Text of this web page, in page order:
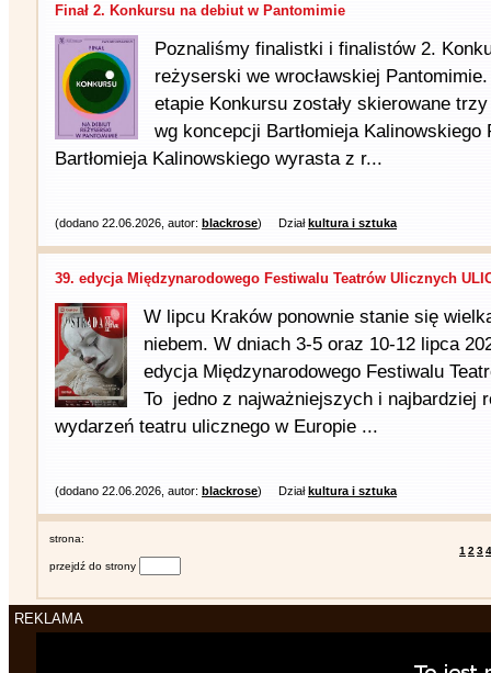
Finał 2. Konkursu na debiut w Pantomimie
Poznaliśmy finalistki i finalistów 2.
reżyserski we wrocławskiej
etapie Konkursu zostały skierowane
wg koncepcji Bartłomieja
Bartłomieja Kalinowskiego wyrasta z r...
(dodano 22.06.2026, autor: blackrose) Działkultura i sztuka
39. edycja Międzynarodowego Festiwalu Teatrów Ulicznych
W lipcu Kraków ponownie stanie się
niebem. W dniach 3-5 oraz 10-12 lipca
edycja Międzynarodowego Festiwalu
To jedno z najważniejszych i najbardziej
wydarzeń teatru ulicznego w Europie ...
(dodano 22.06.2026, autor: blackrose) Działkultura i sztuka
strona:
1 2 34
przejdź do strony
REKLAMA